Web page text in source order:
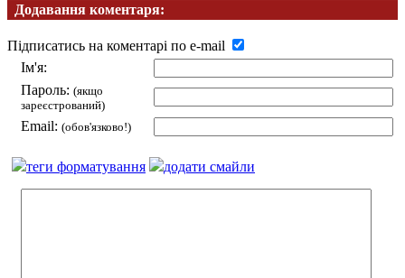
Додавання коментаря:
Підписатись на коментарі по e-mail
Ім'я:
Пароль: (якщо
зареєстрований)
Email: (обов'язково!)
теги форматування додати смайли